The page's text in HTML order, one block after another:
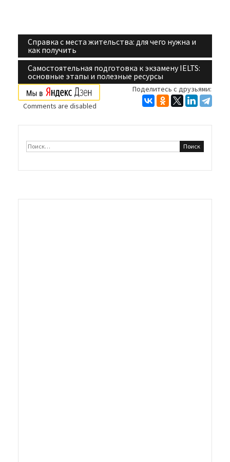
Навигация
по
записям
Справка с места жительства: для чего нужна и
как получить
Самостоятельная подготовка к экзамену IELTS:
основные этапы и полезные ресурсы
Поделитесь с друзьями:
Comments are disabled
Найти: